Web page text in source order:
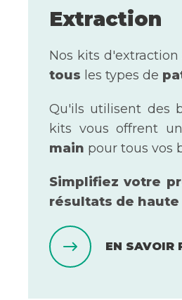
Extraction
Nos kits
tous les types de
Qu'ils utilisent des
kits vous offrent
main pour tous vos
Simplifiez votre
résultats de
EN SAVOIR